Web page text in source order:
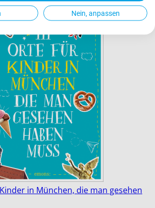
in München, die man gesehen
Nein, anpassen